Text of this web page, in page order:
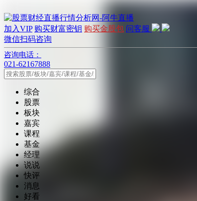
加入VIP 购买财富密钥 购买金股包 问客服
微信扫码咨询
咨询电话：
021-62167888
综合
股票
板块
嘉宾
课程
基金
经理
说说
快评
消息
好看